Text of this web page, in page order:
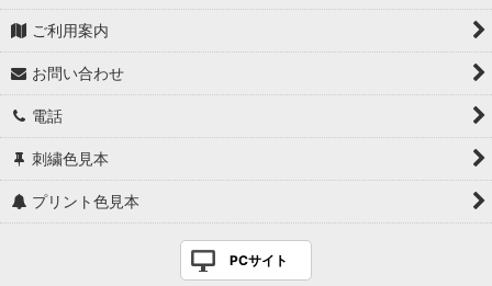
ご利用案内
お問い合わせ
電話
刺繍色見本
プリント色見本
PCサイト